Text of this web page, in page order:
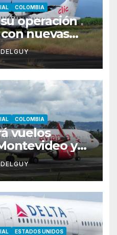
COLOMBIA
operación
nuevas
y Tolú
COLOMBIA
vuelos
y
Bogotá
ESTADOS UNIDOS